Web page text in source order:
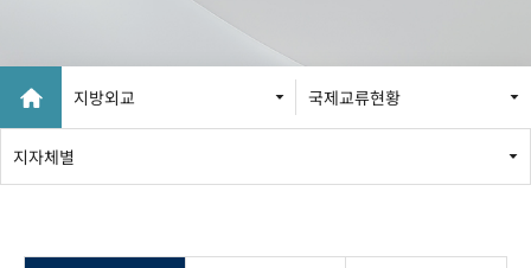
지방외교 추진
국제업무24
지방외교 국제교류현황
지자체별